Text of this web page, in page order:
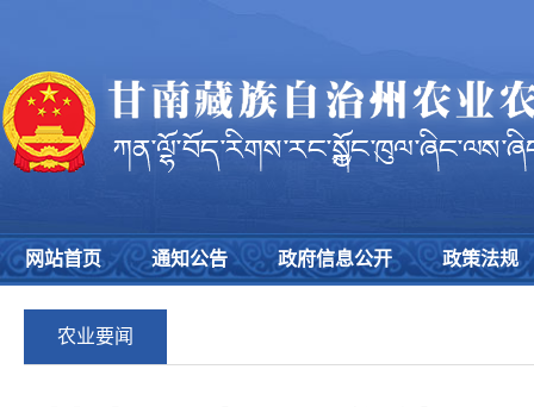
网站首页 通知公告 政府信息公开 政策法规
农业要闻